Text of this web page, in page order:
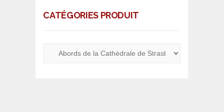
CATÉGORIES PRODUIT